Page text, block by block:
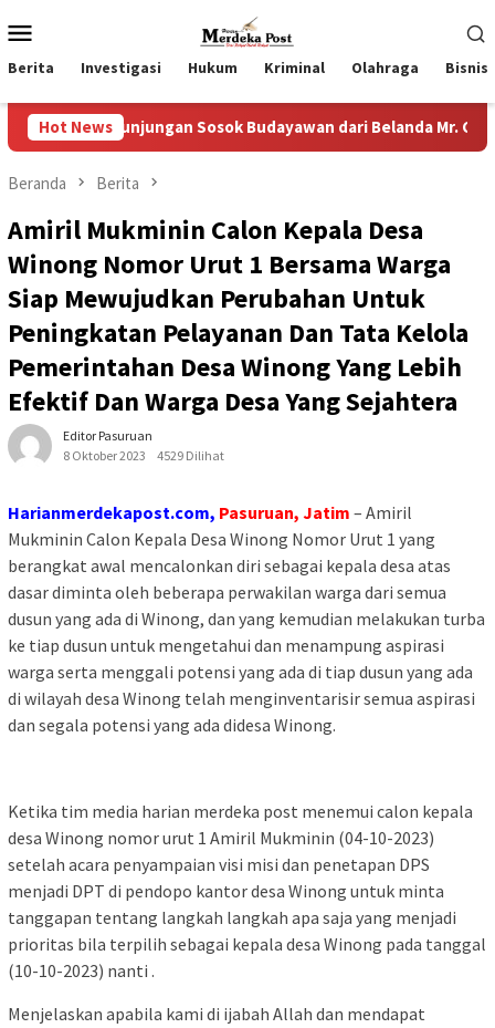
ke
kontenMobile
Berita Investigasi Hukum Kriminal Olahraga Bisnis
Hot NewsSosok Budayawan dari Belanda Mr. Crues Collen
Beranda Berita
Amiril Mukminin Calon Kepala Desa
Winong Nomor Urut 1 Bersama Warga
Siap Mewujudkan Perubahan Untuk
Peningkatan Pelayanan Dan Tata Kelola
Pemerintahan Desa Winong Yang Lebih
Efektif Dan Warga Desa Yang Sejahtera
Editor Pasuruan
8 Oktober 2023
4529 Dilihat
Harianmerdekapost.com, Pasuruan, Jatim – Amiril
Mukminin Calon Kepala Desa Winong Nomor Urut 1 yang
berangkat awal mencalonkan diri sebagai kepala desa atas
dasar diminta oleh beberapa perwakilan warga dari semua
dusun yang ada di Winong, dan yang kemudian melakukan turba
ke tiap dusun untuk mengetahui dan menampung aspirasi
warga serta menggali potensi yang ada di tiap dusun yang ada
di wilayah desa Winong telah menginventarisir semua aspirasi
dan segala potensi yang ada didesa Winong.
Ketika tim media harian merdeka post menemui calon kepala
desa Winong nomor urut 1 Amiril Mukminin (04-10-2023)
setelah acara penyampaian visi misi dan penetapan DPS
menjadi DPT di pendopo kantor desa Winong untuk minta
tanggapan tentang langkah langkah apa saja yang menjadi
prioritas bila terpilih sebagai kepala desa Winong pada tanggal
(10-10-2023) nanti .
Menjelaskan apabila kami di ijabah Allah dan mendapat